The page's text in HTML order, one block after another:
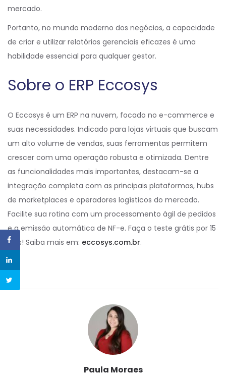
mercado.
Portanto, no mundo moderno dos negócios, a capacidade
de criar e utilizar relatórios gerenciais eficazes é uma
habilidade essencial para qualquer gestor.
Sobre o ERP Eccosys
O Eccosys é um ERP na nuvem, focado no e-commerce e
suas necessidades. Indicado para lojas virtuais que buscam
um alto volume de vendas, suas ferramentas permitem
crescer com uma operação robusta e otimizada. Dentre
as funcionalidades mais importantes, destacam-se a
integração completa com as principais plataformas, hubs
de marketplaces e operadores logísticos do mercado.
Facilite sua rotina com um processamento ágil de pedidos
e a emissão automática de NF-e. Faça o teste grátis por 15
dias! Saiba mais em: eccosys.com.br.
Paula Moraes